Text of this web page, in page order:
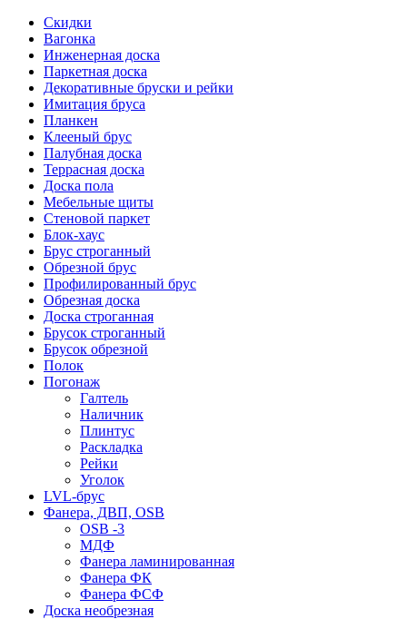
Скидки
Вагонка
Инженерная доска
Паркетная доска
Декоративные бруски и рейки
Имитация бруса
Планкен
Клееный брус
Палубная доска
Террасная доска
Доска пола
Мебельные щиты
Стеновой паркет
Блок-хаус
Брус строганный
Обрезной брус
Профилированный брус
Обрезная доска
Доска строганная
Брусок строганный
Брусок обрезной
Полок
Погонаж
Галтель
Наличник
Плинтус
Раскладка
Рейки
Уголок
LVL-брус
Фанера, ДВП, OSB
OSB -3
МДФ
Фанера ламинированная
Фанера ФК
Фанера ФСФ
Доска необрезная